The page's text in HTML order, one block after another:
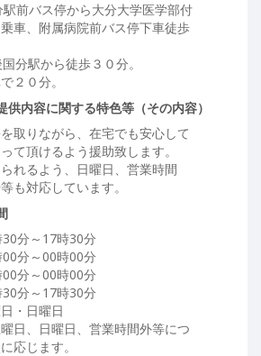
駅前バス停から大分大学医学部付
車、附属病院前バス停下車徒歩
分駅から徒歩３０分。
２０分。
供内容に関する特色等（その内容）
取りながら、在宅でも安心して
て頂けるよう援助致します。
れるよう、日曜日、営業時間
も対応しています。
分～17時30分
分～00時00分
分～00時00分
分～17時30分
・日曜日
日、日曜日、営業時間外等につ
応じます。